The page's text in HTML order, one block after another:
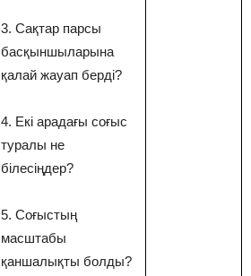
3. Сақтар парсы
басқыншыларына
қалай жауап берді?
4. Екі арадағы соғыс
туралы не
білесіңдер?
5. Соғыстың
масштабы
қаншалықты болды?